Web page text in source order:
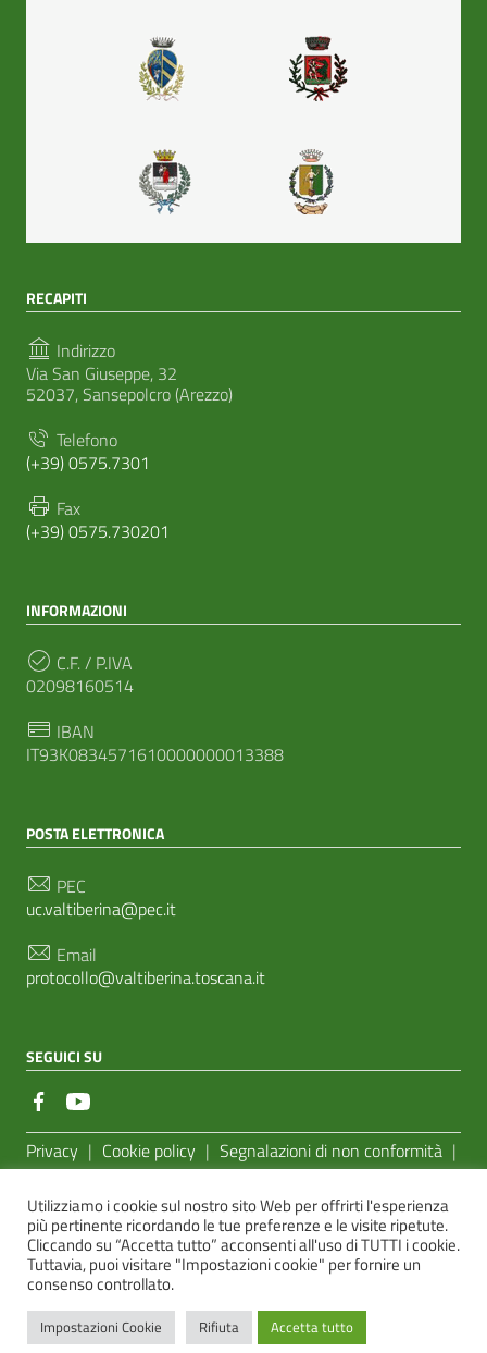
RECAPITI
Indirizzo
Via San Giuseppe, 32
52037, Sansepolcro (Arezzo)
Telefono
(+39) 0575.7301
Fax
(+39) 0575.730201
INFORMAZIONI
C.F. / P.IVA
02098160514
IBAN
IT93K0834571610000000013388
POSTA ELETTRONICA
PEC
uc.valtiberina@pec.it
Email
protocollo@valtiberina.toscana.it
SEGUICI SU
Sezione Link Utili
Privacy | Cookie policy | Segnalazioni di non conformità |
AgID
Sito realizzato dallae-Linking Online Systems S.r.l.
Utilizziamo i cookie sul nostro sito Web per offrirti l'esperienza
più pertinente ricordando le tue preferenze e le visite ripetute.
Cliccando su “Accetta tutto” acconsenti all'uso di TUTTI i cookie.
Tuttavia, puoi visitare "Impostazioni cookie" per fornire un
consenso controllato.
Impostazioni Cookie Rifiuta Accetta tutto